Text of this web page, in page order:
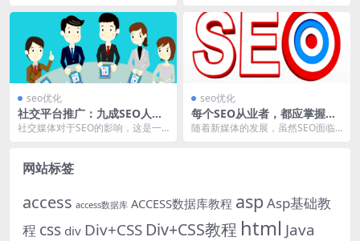
域，起初大家都不...
的问题就是针对特定关...
seo优化
社交平台推广：九成SEO人员
都会出错！
社交媒体对于SEO的影响，这是一
seo优化
每个SEO从业者，都应掌握的
SEO方法！
随着新媒体的发展，虽然SEO面临
网站标签
access access数据库 ACCESS数据库教程 asp Asp基础教
程 css div Div+CSS Div+CSS教程 html Java